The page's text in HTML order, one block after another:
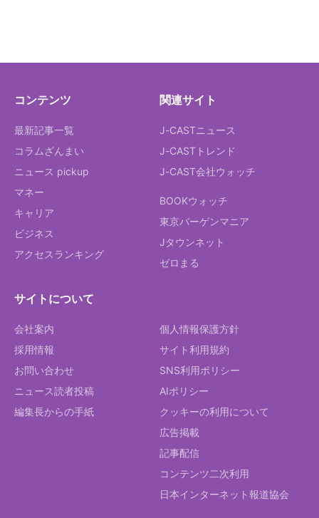
コンテンツ
最新記事一覧
コラムざんまい
ニュース pickup
マネー
キャリア
ビジネス
アクセスランキング
関連サイト
J-CASTニュース
J-CASTトレンド
J-CAST会社ウォッチ
BOOKウォッチ
東京バーゲンマニア
Jタウンネット
ゼロまる
サイトについて
会社案内
採用情報
お問い合わせ
ニュース読者投稿
編集長からの手紙
個人情報保護方針
サイト利用規約
SNS利用ポリシー
AIポリシー
クッキーの利用について
広告掲載
記事配信
コンテンツ二次利用
日本インターネット報道協会